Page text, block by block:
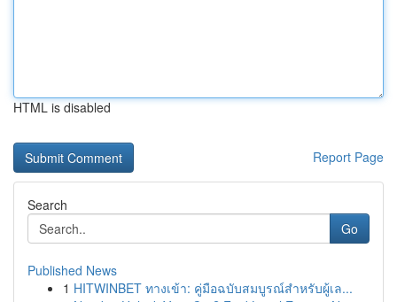
HTML is disabled
Report Page
Search
Go
Published News
1 HITWINBET ทางเข้า: คู่มือฉบับสมบูรณ์สำหรับผู้เล...